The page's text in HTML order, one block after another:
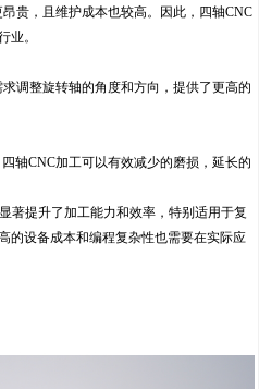
贵，且维护成本也较高。因此，四轴CNC
业。
调整旋转轴的角度和方向，提供了更高的
轴CNC加工可以有效减少的磨损，延长的
著提升了加工能力和效率，特别适用于复
的设备成本和编程复杂性也需要在实际应